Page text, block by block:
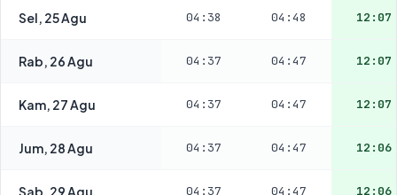
Sel, 25 Agu 04:38 04:48 12:07
Rab, 26 Agu 04:37 04:47 12:07
Kam, 27 Agu 04:37 04:47 12:07
Jum, 28 Agu 04:37 04:47 12:06
Sab, 29 Agu 04:37 04:47 12:06